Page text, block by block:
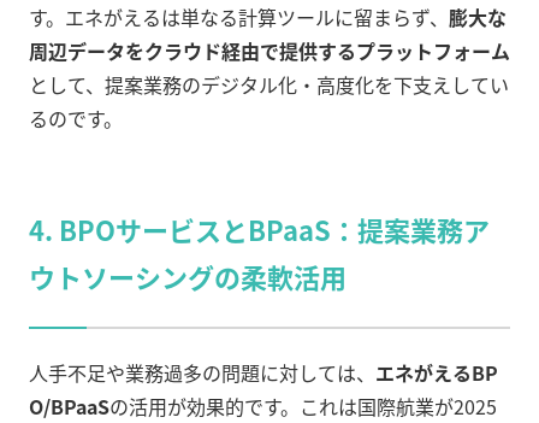
す。エネがえるは単なる計算ツールに留まらず、 膨大な
周辺データをクラウド経由で提供するプラットフォーム
として、提案業務のデジタル化・高度化を下支えしてい
るのです。
4. BPOサービスとBPaaS：提案業務ア
ウトソーシングの柔軟活用
人手不足や業務過多の問題に対しては、 エネがえるBP
O/BPaaSの活用が効果的です。これは国際航業が2025